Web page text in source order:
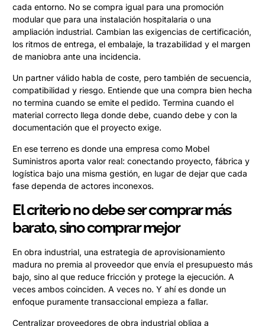
cada entorno. No se compra igual para una promoción
modular que para una instalación hospitalaria o una
ampliación industrial. Cambian las exigencias de certificación,
los ritmos de entrega, el embalaje, la trazabilidad y el margen
de maniobra ante una incidencia.
Un partner válido habla de coste, pero también de secuencia,
compatibilidad y riesgo. Entiende que una compra bien hecha
no termina cuando se emite el pedido. Termina cuando el
material correcto llega donde debe, cuando debe y con la
documentación que el proyecto exige.
En ese terreno es donde una empresa como Mobel
Suministros aporta valor real: conectando proyecto, fábrica y
logística bajo una misma gestión, en lugar de dejar que cada
fase dependa de actores inconexos.
El criterio no debe ser comprar más
barato, sino comprar mejor
En obra industrial, una estrategia de aprovisionamiento
madura no premia al proveedor que envía el presupuesto más
bajo, sino al que reduce fricción y protege la ejecución. A
veces ambos coinciden. A veces no. Y ahí es donde un
enfoque puramente transaccional empieza a fallar.
Centralizar proveedores de obra industrial obliga a